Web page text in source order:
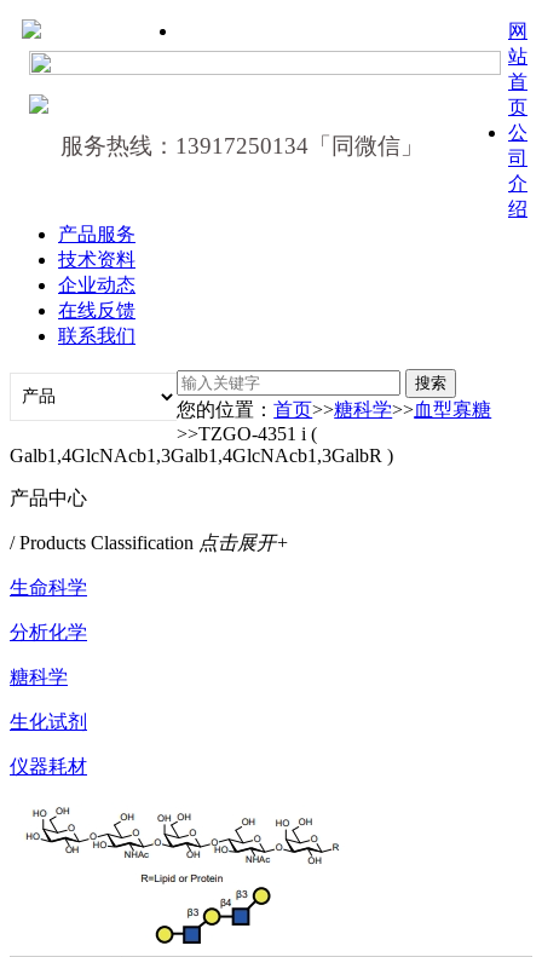
服务热线：13917250134「同微信」
网
站
首
页
公
司
介
绍
产品服务
技术资料
企业动态
在线反馈
联系我们
您的位置：首页>>糖科学>>血型寡糖
>>TZGO-4351 i (
Galb1,4GlcNAcb1,3Galb1,4GlcNAcb1,3GalbR )
产品中心
/ Products Classification 点击展开+
生命科学
分析化学
糖科学
生化试剂
仪器耗材